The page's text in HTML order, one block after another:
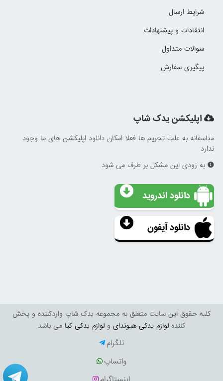
شرایط ارسال
انتقادات و پیشنهادات
سوالات متداول
پیگیری سفارش
اپلیکشن یدک شاپ
متاسفانه به علت تحریم ها فعلا امکان دانلود اپلیکشن های ما وجود
ندارد
به زودی این مشکل بر طرف می شود
دانلود اندروید
دانلود آیفون
کليه حقوق اين سايت متعلق به مجموعه یدک شاپ واردکننده و پخش
کننده لوازم یدکی هیوندای و لوازم یدکی کیا می باشد
تلگرام
واتساپ